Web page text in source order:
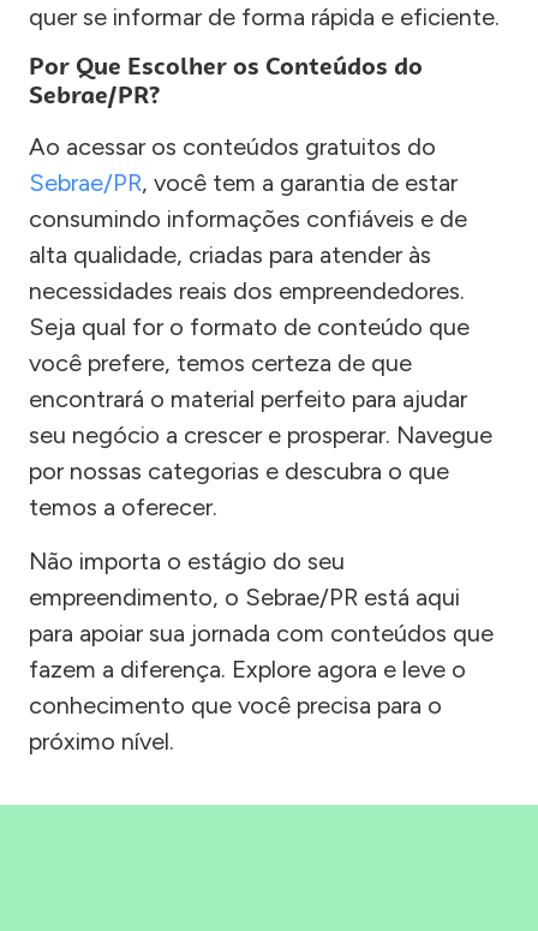
quer se informar de forma rápida e eficiente.
Por Que Escolher os Conteúdos do
Sebrae/PR?
Ao acessar os conteúdos gratuitos do
Sebrae/PR, você tem a garantia de estar
consumindo informações confiáveis e de
alta qualidade, criadas para atender às
necessidades reais dos empreendedores.
Seja qual for o formato de conteúdo que
você prefere, temos certeza de que
encontrará o material perfeito para ajudar
seu negócio a crescer e prosperar. Navegue
por nossas categorias e descubra o que
temos a oferecer.
Não importa o estágio do seu
empreendimento, o Sebrae/PR está aqui
para apoiar sua jornada com conteúdos que
fazem a diferença. Explore agora e leve o
conhecimento que você precisa para o
próximo nível.